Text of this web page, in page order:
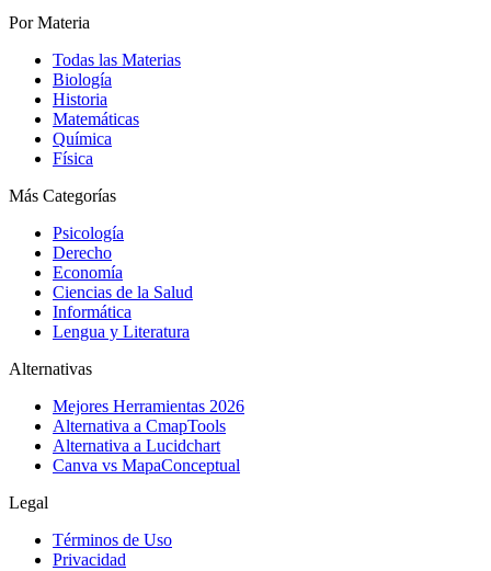
Por Materia
Todas las Materias
Biología
Historia
Matemáticas
Química
Física
Más Categorías
Psicología
Derecho
Economía
Ciencias de la Salud
Informática
Lengua y Literatura
Alternativas
Mejores Herramientas 2026
Alternativa a CmapTools
Alternativa a Lucidchart
Canva vs MapaConceptual
Legal
Términos de Uso
Privacidad